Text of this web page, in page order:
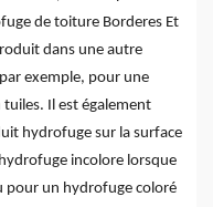
de toiture Borderes Et
dans une autre
exemple, pour une
Il est également
hydrofuge sur la surface
incolore lorsque
pour un hydrofuge coloré